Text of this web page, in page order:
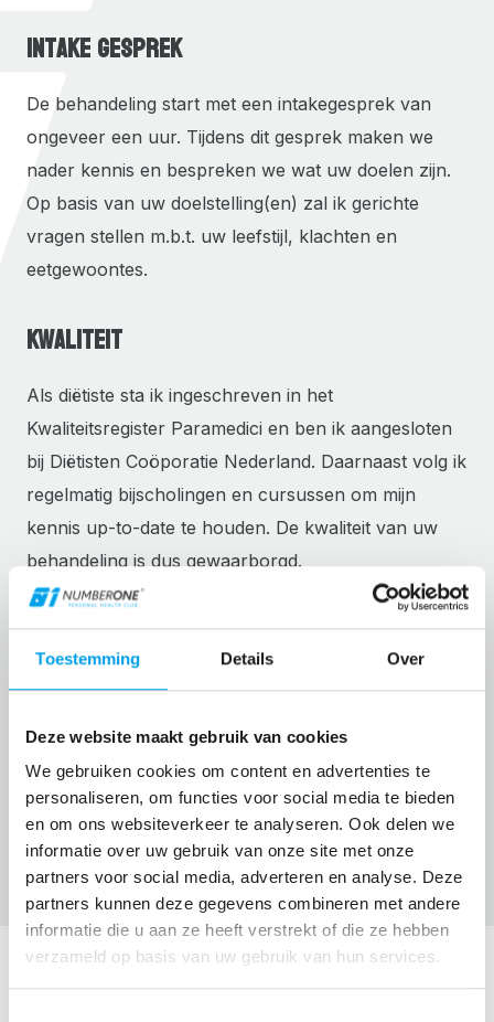
Toestemming Details Over
Deze website maakt gebruik van cookies
We gebruiken cookies om content en advertenties te
personaliseren, om functies voor social media te bieden
en om ons websiteverkeer te analyseren. Ook delen we
informatie over uw gebruik van onze site met onze
partners voor social media, adverteren en analyse. Deze
partners kunnen deze gegevens combineren met andere
informatie die u aan ze heeft verstrekt of die ze hebben
verzameld op basis van uw gebruik van hun services.
Intake gesprek
De behandeling start met een intakegesprek van
ongeveer een uur. Tijdens dit gesprek maken we
nader kennis en bespreken we wat uw doelen zijn.
Op basis van uw doelstelling(en) zal ik gerichte
vragen stellen m.b.t. uw leefstijl, klachten en
eetgewoontes.
Kwaliteit
Als diëtiste sta ik ingeschreven in het
Kwaliteitsregister Paramedici en ben ik aangesloten
bij Diëtisten Coöporatie Nederland. Daarnaast volg ik
regelmatig bijscholingen en cursussen om mijn
kennis up-to-date te houden. De kwaliteit van uw
behandeling is dus gewaarborgd.
Wij geloven dat jouw
krachtige basis begint met
gezonde voeding en een actieve
leefstijl.
NEEM CONTACT OP MET MARA